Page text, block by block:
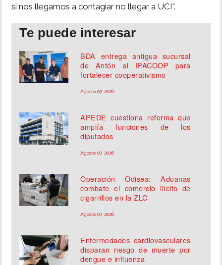
si nos llegamos a contagiar no llegar a UCI”.
Te puede interesar
BDA entrega antigua sucursal
de Antón al IPACOOP para
fortalecer cooperativismo
Agosto 07, 2026
APEDE cuestiona reforma que
amplía funciones de los
diputados
Agosto 07, 2026
Operación Odisea: Aduanas
combate el comercio ilícito de
cigarrillos en la ZLC
Agosto 07, 2026
Enfermedades cardiovasculares
disparan riesgo de muerte por
dengue e influenza